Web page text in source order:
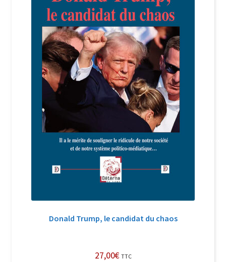
Login Customizer
Newsletter
Nous Contacter
Politique de confidentialité et cookies
Qui sommes-nous ?
Soutien à Philippe Randa
Suivi de la Commande
Donald Trump, le candidat du chaos
27,00€ TTC